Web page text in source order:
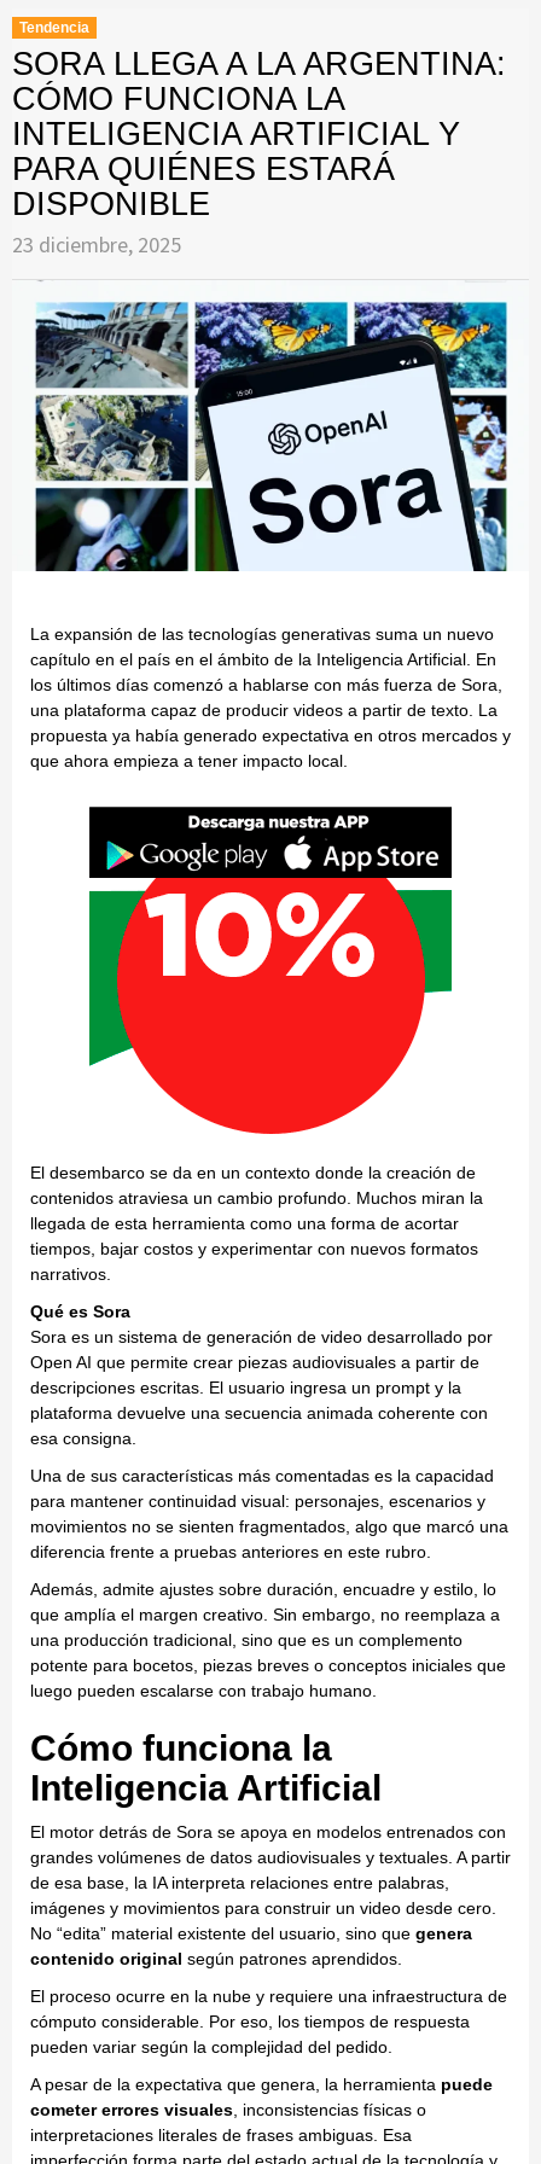
Tendencia
SORA LLEGA A LA ARGENTINA:
CÓMO FUNCIONA LA
INTELIGENCIA ARTIFICIAL Y
PARA QUIÉNES ESTARÁ
DISPONIBLE
23 diciembre, 2025
La expansión de las tecnologías generativas suma un nuevo
capítulo en el país en el ámbito de la Inteligencia Artificial. En
los últimos días comenzó a hablarse con más fuerza de Sora,
una plataforma capaz de producir videos a partir de texto. La
propuesta ya había generado expectativa en otros mercados y
que ahora empieza a tener impacto local.
El desembarco se da en un contexto donde la creación de
contenidos atraviesa un cambio profundo. Muchos miran la
llegada de esta herramienta como una forma de acortar
tiempos, bajar costos y experimentar con nuevos formatos
narrativos.
Qué es Sora
Sora es un sistema de generación de video desarrollado por
Open AI que permite crear piezas audiovisuales a partir de
descripciones escritas. El usuario ingresa un prompt y la
plataforma devuelve una secuencia animada coherente con
esa consigna.
Una de sus características más comentadas es la capacidad
para mantener continuidad visual: personajes, escenarios y
movimientos no se sienten fragmentados, algo que marcó una
diferencia frente a pruebas anteriores en este rubro.
Además, admite ajustes sobre duración, encuadre y estilo, lo
que amplía el margen creativo. Sin embargo, no reemplaza a
una producción tradicional, sino que es un complemento
potente para bocetos, piezas breves o conceptos iniciales que
luego pueden escalarse con trabajo humano.
Cómo funciona la
Inteligencia Artificial
El motor detrás de Sora se apoya en modelos entrenados con
grandes volúmenes de datos audiovisuales y textuales. A partir
de esa base, la IA interpreta relaciones entre palabras,
imágenes y movimientos para construir un video desde cero.
No “edita” material existente del usuario, sino que genera
contenido original según patrones aprendidos.
El proceso ocurre en la nube y requiere una infraestructura de
cómputo considerable. Por eso, los tiempos de respuesta
pueden variar según la complejidad del pedido.
A pesar de la expectativa que genera, la herramienta puede
cometer errores visuales , inconsistencias físicas o
interpretaciones literales de frases ambiguas. Esa
imperfección forma parte del estado actual de la tecnología y